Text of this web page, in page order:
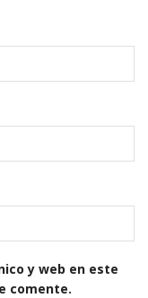
y web en este
comente.